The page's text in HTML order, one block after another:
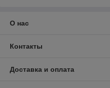
О нас
Контакты
Доставка и оплата